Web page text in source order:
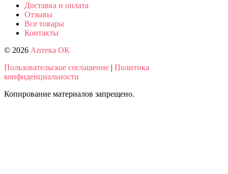
Доставка и оплата
Отзывы
Все товары
Контакты
© 2026 Аптека ОК
Пользовательское соглашение | Политика
конфиденциальности
Копирование материалов запрещено.